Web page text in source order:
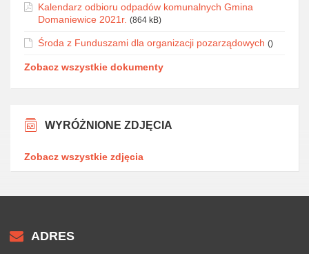
Kalendarz odbioru odpadów komunalnych Gmina
Domaniewice 2021r. (864 kB)
Środa z Funduszami dla organizacji pozarządowych ()
Zobacz wszystkie dokumenty
WYRÓŻNIONE ZDJĘCIA
Zobacz wszystkie zdjęcia
ADRES